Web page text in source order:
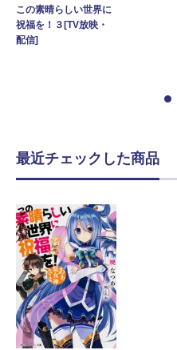
この素晴らしい世界に
祝福を！３[TV放映・
配信]
最近チェックした商品